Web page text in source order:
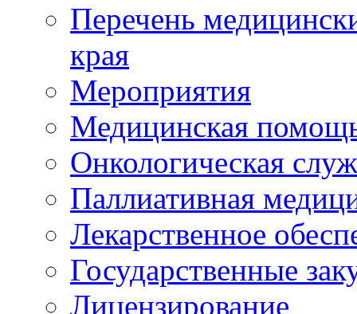
Перечень
края
Мероприятия
Медицинская
Онкологическая
Паллиативная
Лекарственное
Государственные
Лицензирование